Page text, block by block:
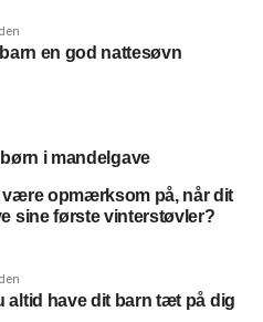
en god nattesøvn
i mandelgave
være opmærksom på, når dit
sine første vinterstøvler?
altid have dit barn tæt på dig